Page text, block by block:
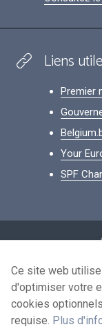
Liens
Premier
Your
SPF
Ce site web
d'optimiser votre
cookies
requise. Plus